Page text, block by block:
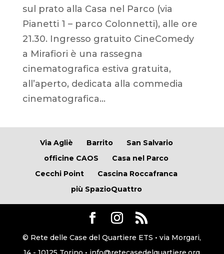
sul prato alla Casa nel Parco (via
Pianetti 1 – parco Colonnetti), alle ore
21.30. Ingresso gratuito CineComedy
a Mirafiori è una rassegna
cinematografica estiva gratuita,
all’aperto, dedicata alla commedia
cinematografica...
Via Agliè Barrito
San Salvario
officine CAOS
Casa nel Parco
Cecchi Point
Cascina Roccafranca
più SpazioQuattro
© Rete delle Case del Quartiere ETS • via Morgari,